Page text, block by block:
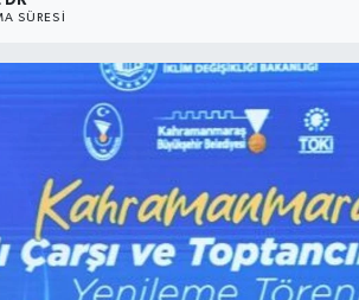
SÜRESI